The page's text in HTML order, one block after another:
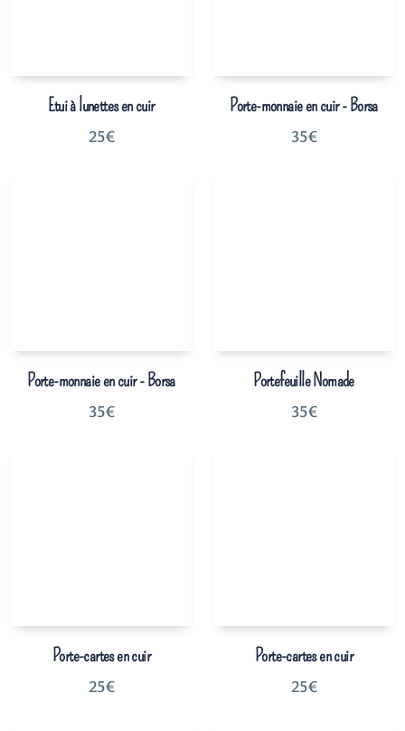
Etui à lunettes en cuir
25€
Porte-monnaie en cuir - Borsa
35€
Porte-monnaie en cuir - Borsa
35€
Portefeuille Nomade
35€
Porte-cartes en cuir
25€
Porte-cartes en cuir
25€